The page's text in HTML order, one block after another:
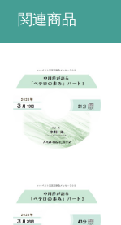
関連商品